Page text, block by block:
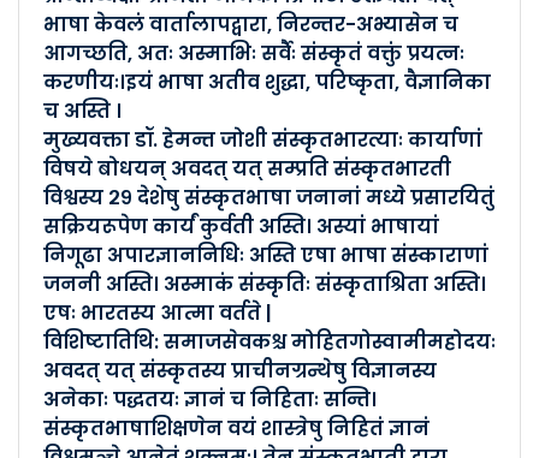
Posted By :- Uttarakhand
Posted Date :- 18-03-2024
Posted By :- Uttarakhand
Posted Date :- 04-03-2024
04-03-2024 दिनांके एम.बी.पीजी स्नात..
Posted By :- Uttarakhand
Posted Date :- 04-03-2024
03-03-2024 दिनांके द-न्यू-स्कॉलर्स-..
Posted By :- Uttarakhand
Posted Date :- 04-03-2024
भाषा केवलं वार्तालापद्वारा, निरन्तर-अभ्यासेन च
आगच्छति, अतः अस्माभिः सर्वैः संस्कृतं वक्तुं प्रयत्नः
करणीयः।इयं भाषा अतीव शुद्धा, परिष्कृता, वैज्ञानिका
च अस्ति ।
मुख्यवक्ता डॉ. हेमन्त जोशी संस्कृतभारत्याः कार्याणां
विषये बोधयन् अवदत् यत् सम्प्रति संस्कृतभारती
विश्वस्य २९ देशेषु संस्कृतभाषा जनानां मध्ये प्रसारयितुं
सक्रियरूपेण कार्यं कुर्वती अस्ति। अस्यां भाषायां
निगूढा अपारज्ञाननिधिः अस्ति एषा भाषा संस्काराणां
जननी अस्ति। अस्माकं संस्कृतिः संस्कृताश्रिता अस्ति।
एषः भारतस्य आत्मा वर्तते |
विशिष्टातिथि: समाजसेवकश्च मोहितगोस्वामीमहोदयः
अवदत् यत् संस्कृतस्य प्राचीनग्रन्थेषु विज्ञानस्य
अनेकाः पद्धतयः ज्ञानं च निहिताः सन्ति।
संस्कृतभाषाशिक्षणेन वयं शास्त्रेषु निहितं ज्ञानं